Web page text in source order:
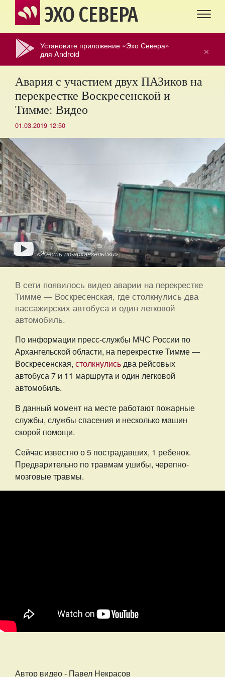
ЭХО СЕВЕРА
×
Установите приложение «Эхо Севера»
для Android
Авария с участием двух ПАЗиков на
перекрестке Воскресенской и
Тимме: Видео
01.03.2019 12:50
Фото: «Жесть по-архангельски»
В сети появилось видео аварии на перекрестке
Тимме — Воскресенская, где столкнулись два
пассажирских автобуса и один легковой
автомобиль.
По информации пресс-службы МЧС России по
Архангельской области, на перекрестке Тимме —
Воскресенская, столкнулисьдва рейсовых
автобуса 7 и 11 маршрута и один легковой
автомобиль.
В данный момент на месте работают пожарные
службы, службы спасения и несколько машин
скорой помощи.
Сейчас известно о 5 пострадавших, 1 ребенок.
Предварительно по травмам ушибы, черепно-
мозговые травмы.
Автор видео - Павел Некрасов